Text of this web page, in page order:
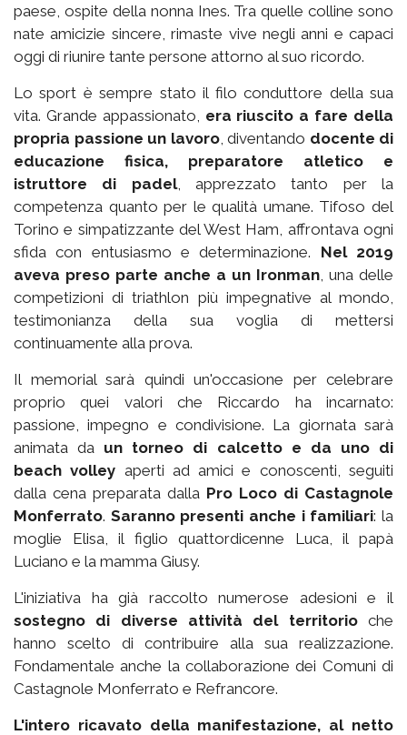
paese, ospite della nonna Ines. Tra quelle colline sono
nate amicizie sincere, rimaste vive negli anni e capaci
oggi di riunire tante persone attorno al suo ricordo.
Lo sport è sempre stato il filo conduttore della sua
vita. Grande appassionato, era riuscito a fare della
propria passione un lavoro, diventando docente di
educazione fisica, preparatore atletico e
istruttore di padel, apprezzato tanto per la
competenza quanto per le qualità umane. Tifoso del
Torino e simpatizzante del West Ham, affrontava ogni
sfida con entusiasmo e determinazione. Nel 2019
aveva preso parte anche a un Ironman , una delle
competizioni di triathlon più impegnative al mondo,
testimonianza della sua voglia di mettersi
continuamente alla prova.
Il memorial sarà quindi un'occasione per celebrare
proprio quei valori che Riccardo ha incarnato:
passione, impegno e condivisione. La giornata sarà
animata da un torneo di calcetto e da uno di
beach volley aperti ad amici e conoscenti, seguiti
dalla cena preparata dalla Pro Loco di Castagnole
Monferrato. Saranno presenti anche i familiari: la
moglie Elisa, il figlio quattordicenne Luca, il papà
Luciano e la mamma Giusy.
L'iniziativa ha già raccolto numerose adesioni e il
sostegno di diverse attività del territorioche
hanno scelto di contribuire alla sua realizzazione.
Fondamentale anche la collaborazione dei Comuni di
Castagnole Monferrato e Refrancore.
L'intero ricavato della manifestazione, al netto